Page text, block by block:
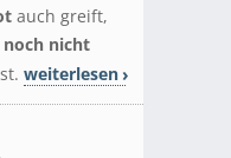
auch greift,
noch nicht
weiterlesen